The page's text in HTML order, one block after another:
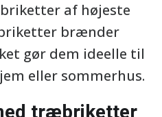
af højeste
brænder
gør dem ideelle til
eller sommerhus.
træbriketter